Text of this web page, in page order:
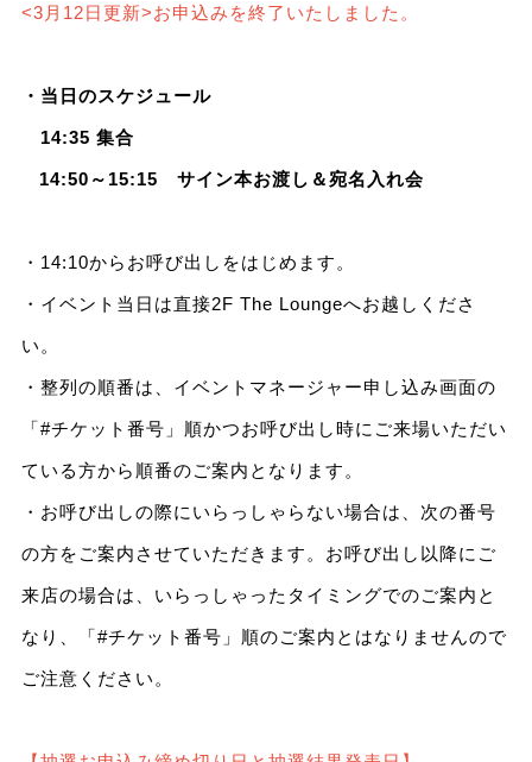
<3月12日更新>お申込みを終了いたしました。
・当日のスケジュール
14:35 集合
14:50～15:15 サイン本お渡し＆宛名入れ会
・14:10からお呼び出しをはじめます。
・イベント当日は直接2F The Loungeへお越しくださ
い。
・整列の順番は、イベントマネージャー申し込み画面の
「#チケット番号」順かつお呼び出し時にご来場いただい
ている方から順番のご案内となります。
・お呼び出しの際にいらっしゃらない場合は、次の番号
の方をご案内させていただきます。お呼び出し以降にご
来店の場合は、いらっしゃったタイミングでのご案内と
なり、「#チケット番号」順のご案内とはなりませんので
ご注意ください。